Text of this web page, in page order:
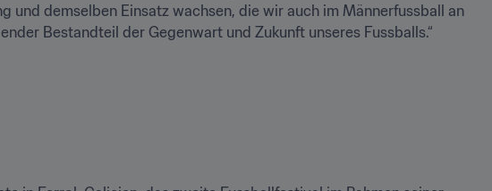
und demselben Einsatz wachsen, die wir auch im Männerfussball an
Bestandteil der Gegenwart und Zukunft unseres Fussballs.“